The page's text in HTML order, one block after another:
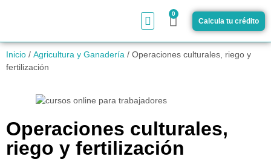
0
Calcula tu crédito
Inicio / Agricultura y Ganadería / Operaciones culturales, riego y
fertilización
Operaciones culturales,
riego y fertilización